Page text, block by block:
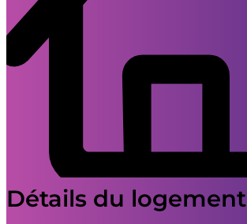
Détails du logement